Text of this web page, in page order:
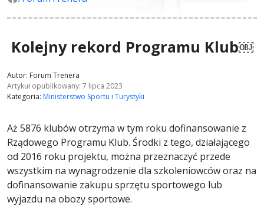
Kolejny rekord Programu Klub￼
Autor: Forum Trenera
Artykuł opublikowany: 7 lipca 2023
Kategoria: Ministerstwo Sportu i Turystyki
Aż 5876 klubów otrzyma w tym roku dofinansowanie z
Rządowego Programu Klub. Środki z tego, działającego
od 2016 roku projektu, można przeznaczyć przede
wszystkim na wynagrodzenie dla szkoleniowców oraz na
dofinansowanie zakupu sprzętu sportowego lub
wyjazdu na obozy sportowe.